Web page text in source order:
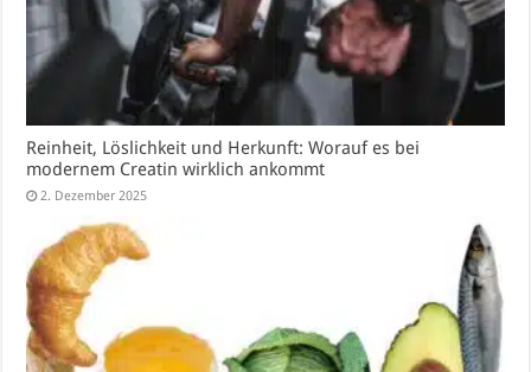
Reinheit, Löslichkeit und Herkunft: Worauf es bei
modernem Creatin wirklich ankommt
2. Dezember 2025